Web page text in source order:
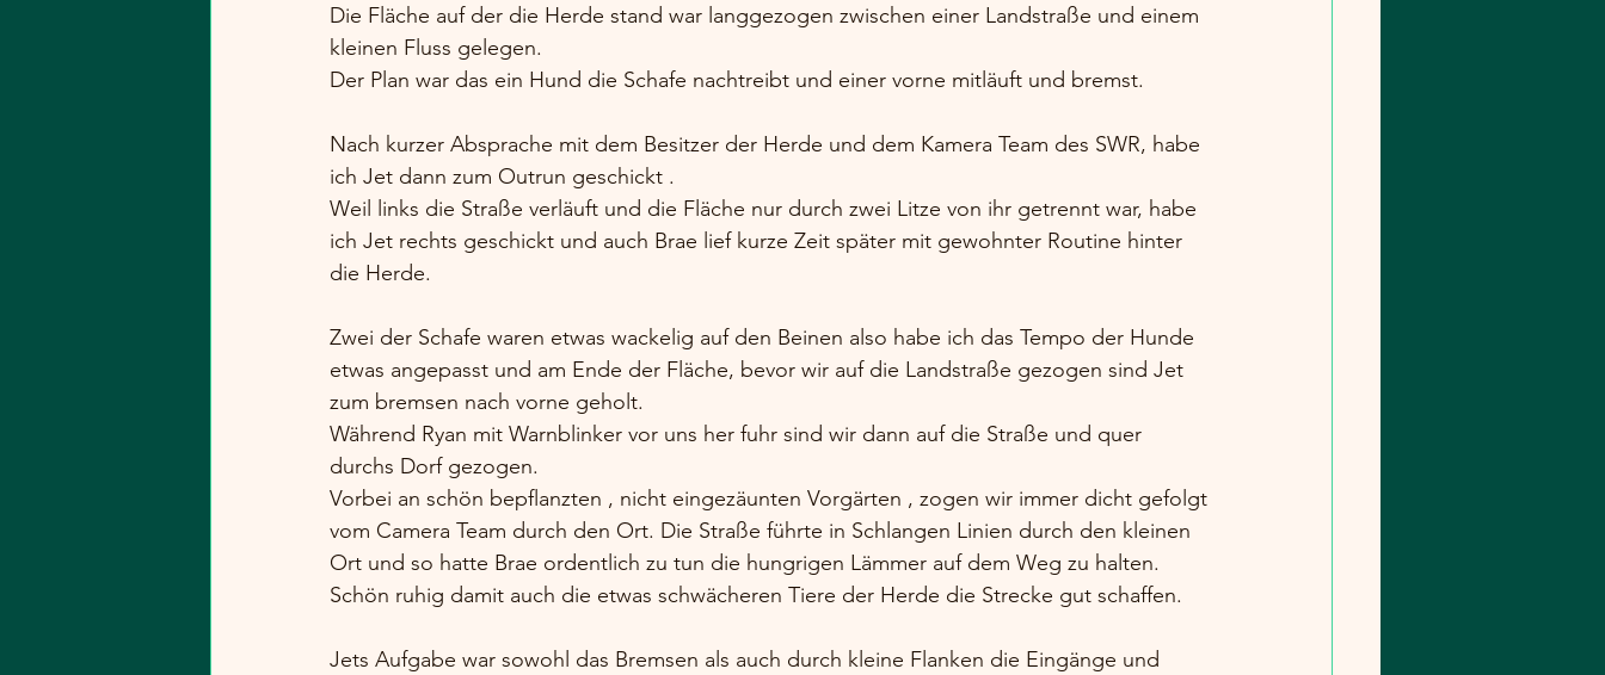
Die Fläche auf der die Herde stand war langgezogen zwischen einer Landstraße und einem
kleinen Fluss gelegen.
Der Plan war das ein Hund die Schafe nachtreibt und einer vorne mitläuft und bremst.
Nach kurzer Absprache mit dem Besitzer der Herde und dem Kamera Team des SWR, habe
ich Jet dann zum Outrun geschickt .
Weil links die Straße verläuft und die Fläche nur durch zwei Litze von ihr getrennt war, habe
ich Jet rechts geschickt und auch Brae lief kurze Zeit später mit gewohnter Routine hinter
die Herde.
Zwei der Schafe waren etwas wackelig auf den Beinen also habe ich das Tempo der Hunde
etwas angepasst und am Ende der Fläche, bevor wir auf die Landstraße gezogen sind Jet
zum bremsen nach vorne geholt.
Während Ryan mit Warnblinker vor uns her fuhr sind wir dann auf die Straße und quer
durchs Dorf gezogen.
Vorbei an schön bepflanzten , nicht eingezäunten Vorgärten , zogen wir immer dicht gefolgt
vom Camera Team durch den Ort. Die Straße führte in Schlangen Linien durch den kleinen
Ort und so hatte Brae ordentlich zu tun die hungrigen Lämmer auf dem Weg zu halten.
Schön ruhig damit auch die etwas schwächeren Tiere der Herde die Strecke gut schaffen.
Jets Aufgabe war sowohl das Bremsen als auch durch kleine Flanken die Eingänge und